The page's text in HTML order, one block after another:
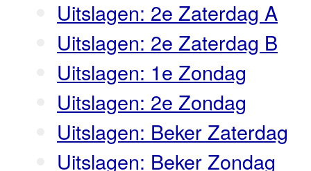
Uitslagen: 2e Zaterdag A
Uitslagen: 2e Zaterdag B
Uitslagen: 1e Zondag
Uitslagen: 2e Zondag
Uitslagen: Beker Zaterdag
Uitslagen: Beker Zondag